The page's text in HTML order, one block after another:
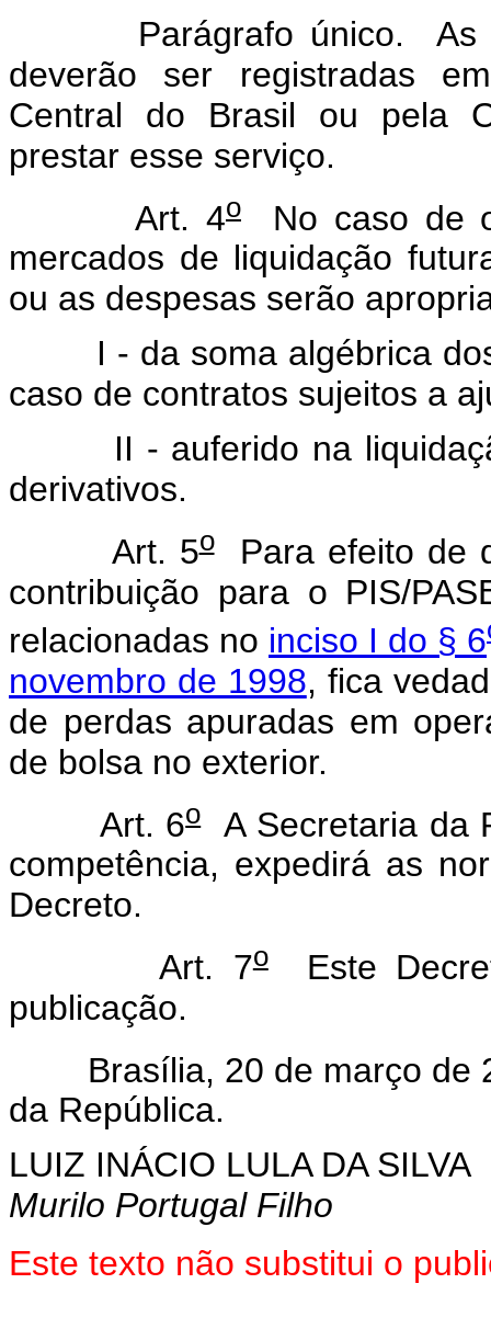
Parágrafo único. As
deverão ser registradas
Central do Brasil ou pela
prestar esse serviço.
Art. 4o No caso de
mercados de liquidação
ou as despesas serão
I - da soma algébrica dos
caso de contratos sujeitos a
II - auferido na
derivativos.
Art. 5oPara efeito de
contribuição para o PIS/
relacionadas no inciso I do § 6
novembro de 1998, fica
de perdas apuradas em
de bolsa no exterior.
Art. 6oA Secretaria da
competência, expedirá as
Decreto.
Art. 7oEste
publicação.
Brasília, 20 de março de
da República.
LUIZ INÁCIO LULA DA SILVA
Murilo Portugal Filho
Este texto não substitui o